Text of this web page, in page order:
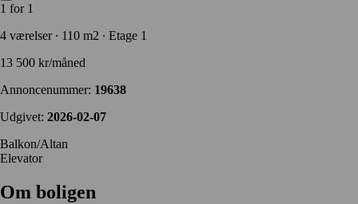
1 for 1
4 værelser ∙ 110 m2 ∙ Etage 1
13 500 kr/måned
Annoncenummer: 19638
Udgivet: 2026-02-07
Balkon/Altan
Elevator
Om boligen